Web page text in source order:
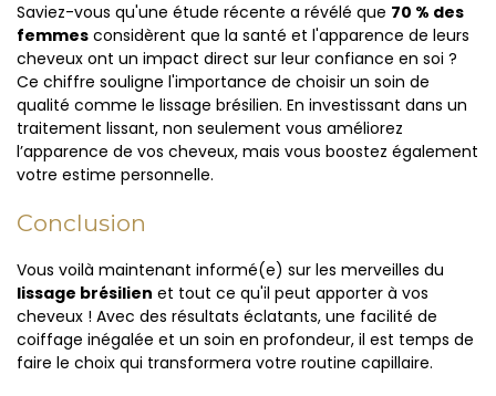
Saviez-vous qu'une étude récente a révélé que 70 % des
femmes considèrent que la santé et l'apparence de leurs
cheveux ont un impact direct sur leur confiance en soi ?
Ce chiffre souligne l'importance de choisir un soin de
qualité comme le lissage brésilien. En investissant dans un
traitement lissant, non seulement vous améliorez
l’apparence de vos cheveux, mais vous boostez également
votre estime personnelle.
Conclusion
Vous voilà maintenant informé(e) sur les merveilles du
lissage brésilien et tout ce qu'il peut apporter à vos
cheveux ! Avec des résultats éclatants, une facilité de
coiffage inégalée et un soin en profondeur, il est temps de
faire le choix qui transformera votre routine capillaire.